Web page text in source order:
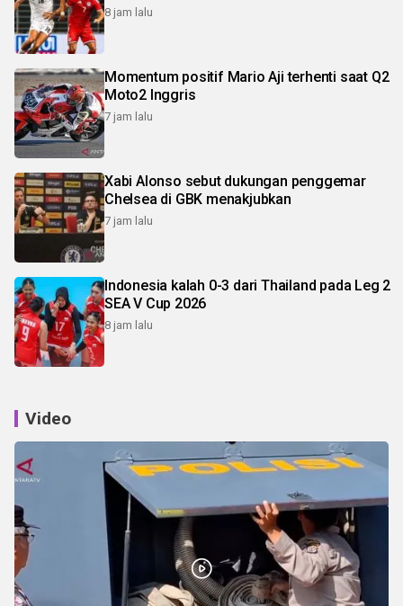
8 jam lalu
Momentum positif Mario Aji terhenti saat Q2
Moto2 Inggris
7 jam lalu
Xabi Alonso sebut dukungan penggemar
Chelsea di GBK menakjubkan
7 jam lalu
Indonesia kalah 0-3 dari Thailand pada Leg 2
SEA V Cup 2026
8 jam lalu
Video